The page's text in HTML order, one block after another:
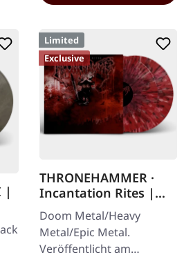
|
Limited
Exclusive
THRONEHAMMER ·
Incantation Rites |
SPLATTER 2LP
Doom Metal/Heavy
Metal/Epic Metal.
Veröffentlicht am